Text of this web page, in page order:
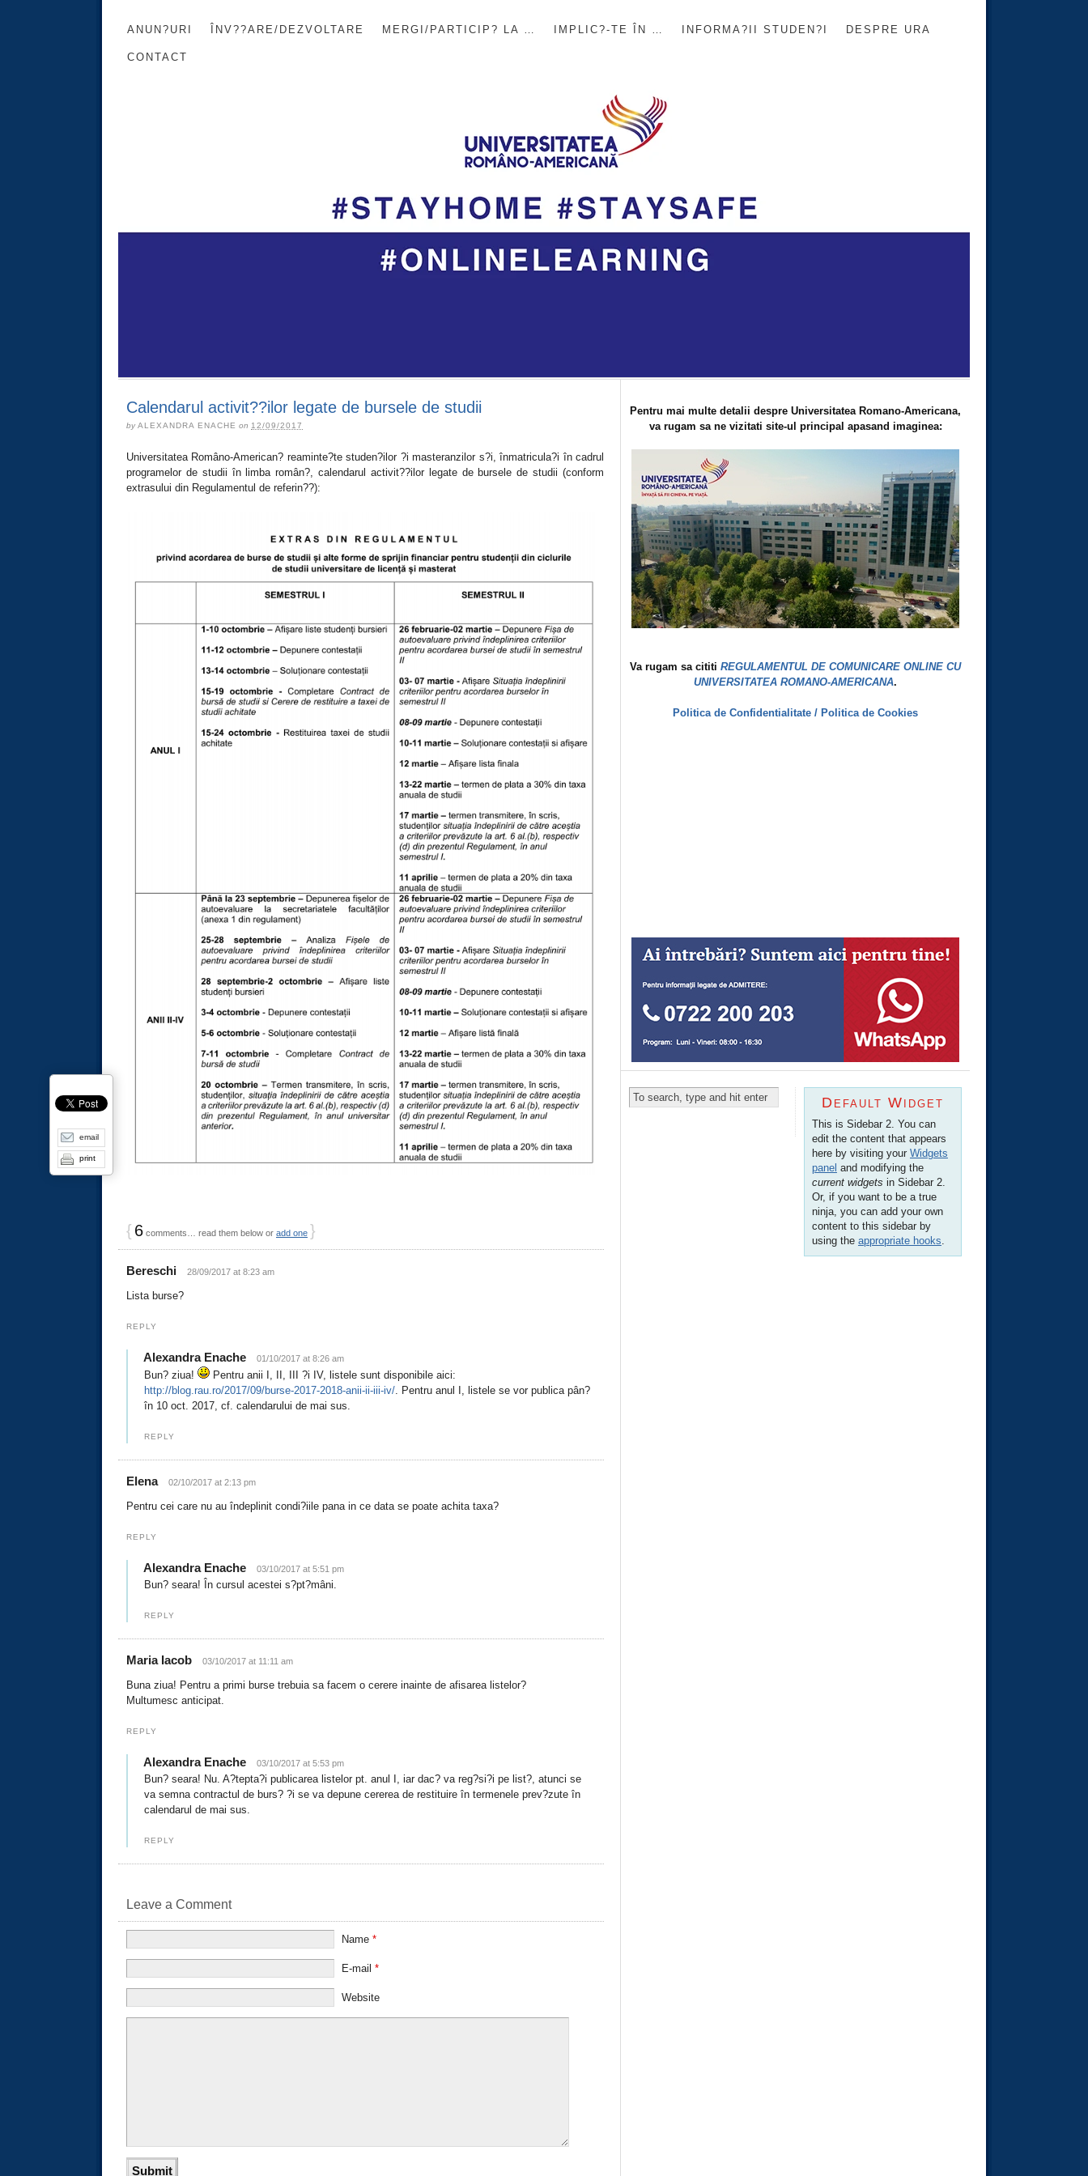
ANUN?URI ÎNV??ARE/DEZVOLTARE MERGI/PARTICIP? LA … IMPLIC?-TE ÎN … INFORMA?II STUDEN?I DESPRE URA
CONTACT
Calendarul activit??ilor legate de bursele de studii
byALEXANDRA ENACHE on 12/09/2017
Universitatea Româno-American? reaminte?te studen?ilor ?i masteranzilor s?i, înmatricula?i în cadrul
programelor de studii în limba român?, calendarul activit??ilor legate de bursele de studii (conform
extrasului din Regulamentul de referin??):
{ 6 comments… read them below or add one }
Bereschi 28/09/2017 at 8:23 am
Lista burse?
REPLY
Alexandra Enache 01/10/2017 at 8:26 am
Bun? ziua!
Pentru anii I, II, III ?i IV, listele sunt disponibile aici:
http://blog.rau.ro/2017/09/burse-2017-2018-anii-ii-iii-iv/. Pentru anul I, listele se vor publica pân?
în 10 oct. 2017, cf. calendarului de mai sus.
REPLY
Elena 02/10/2017 at 2:13 pm
Pentru cei care nu au îndeplinit condi?iile pana in ce data se poate achita taxa?
REPLY
Alexandra Enache 03/10/2017 at 5:51 pm
Bun? seara! În cursul acestei s?pt?mâni.
REPLY
Maria Iacob 03/10/2017 at 11:11 am
Buna ziua! Pentru a primi burse trebuia sa facem o cerere inainte de afisarea listelor?
Multumesc anticipat.
REPLY
Alexandra Enache 03/10/2017 at 5:53 pm
Bun? seara! Nu. A?tepta?i publicarea listelor pt. anul I, iar dac? va reg?si?i pe list?, atunci se
va semna contractul de burs? ?i se va depune cererea de restituire în termenele prev?zute în
calendarul de mai sus.
REPLY
Leave a Comment
Name*
E-mail*
Website
Pentru mai multe detalii despre Universitatea Romano-Americana,
va rugam sa ne vizitati site-ul principal apasand imaginea:
Va rugam sa cititi REGULAMENTUL DE COMUNICARE ONLINE CU
UNIVERSITATEA ROMANO-AMERICANA.
Politica de Confidentialitate / Politica de Cookies
Default Widget
This is Sidebar 2. You can
edit the content that appears
here by visiting your Widgets
panel and modifying the
current widgets in Sidebar 2.
Or, if you want to be a true
ninja, you can add your own
content to this sidebar by
using the appropriate hooks
email
print